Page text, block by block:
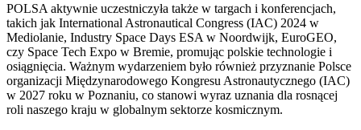
POLSA aktywnie uczestniczyła także w targach i konferencjach,
takich jak International Astronautical Congress (IAC) 2024 w
Mediolanie, Industry Space Days ESA w Noordwijk, EuroGEO,
czy Space Tech Expo w Bremie, promując polskie technologie i
osiągnięcia. Ważnym wydarzeniem było również przyznanie Polsce
organizacji Międzynarodowego Kongresu Astronautycznego (IAC)
w 2027 roku w Poznaniu, co stanowi wyraz uznania dla rosnącej
roli naszego kraju w globalnym sektorze kosmicznym.